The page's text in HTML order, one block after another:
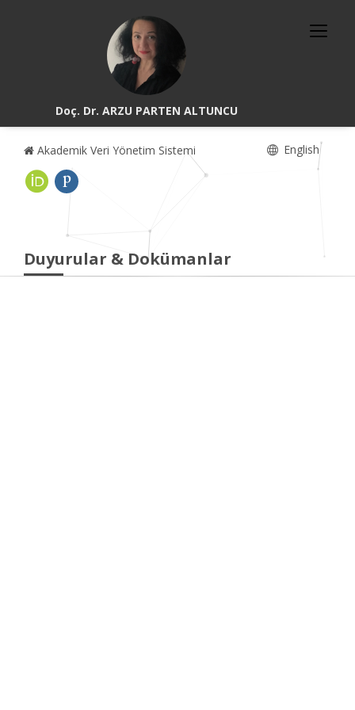
Doç. Dr. ARZU PARTEN ALTUNCU
Akademik Veri Yönetim Sistemi English
Duyurular & Dokümanlar